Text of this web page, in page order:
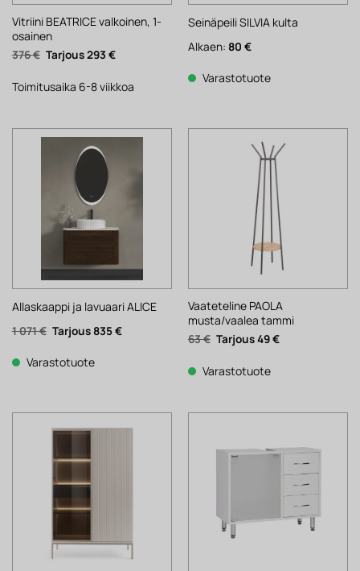
Vitriini BEATRICE valkoinen, 1-
osainen
376€ Alkuperäinen
hinta
376 €.
293 €Nykyinen
293 €.
Toimitusaika 6-8 viikkoa
Seinäpeili SILVIA kulta
Alkaen: 80 €
Varastotuote
Allaskaappi ja lavuaari ALICE
1 071€ Alkuperäinen
hinta
1
071 €.
835€Nykyinen
Varastotuote
Vaateteline PAOLA
musta/vaalea tammi
63€ Alkuperäinen
hinta
63 €.
49€Nykyinen
Varastotuote